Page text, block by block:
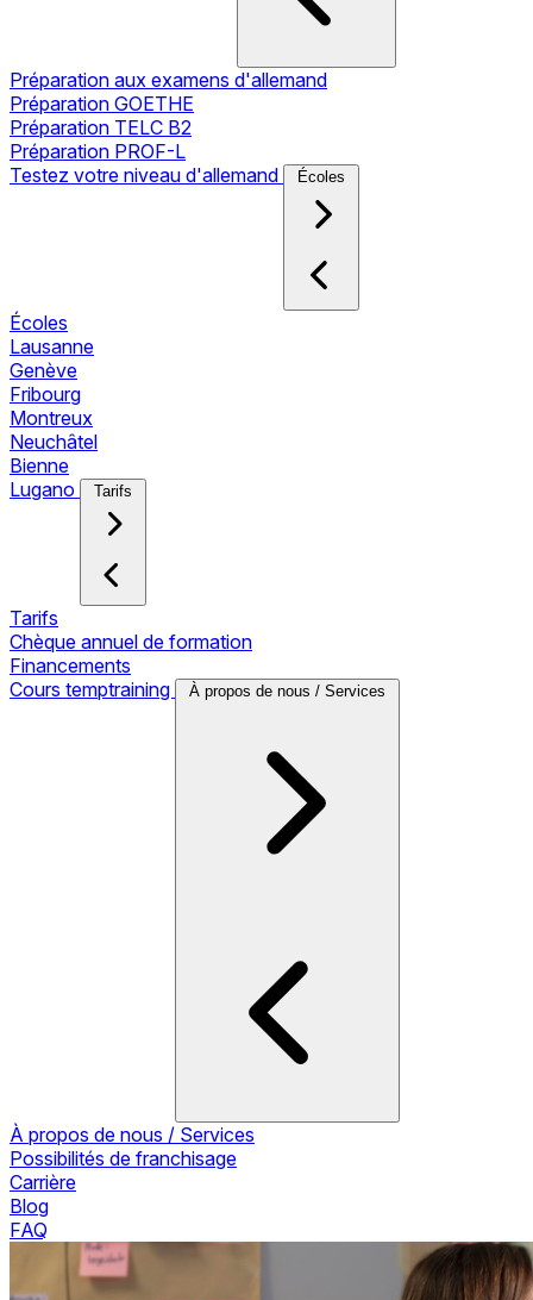
Préparation aux examens d'allemand
Préparation GOETHE
Préparation TELC B2
Préparation PROF-L
Testez votre niveau d'allemand
Écoles
Écoles
Lausanne
Genève
Fribourg
Montreux
Neuchâtel
Bienne
Lugano
Tarifs
Tarifs
Chèque annuel de formation
Financements
Cours temptraining
À propos de nous / Services
À propos de nous / Services
Possibilités de franchisage
Carrière
Blog
FAQ